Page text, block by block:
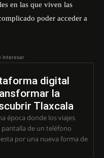
en las que viven las
poder acceder a
interesar
digital
la
Tlaxcala
época donde los viajes
pantalla de un teléfono
por una nueva forma de